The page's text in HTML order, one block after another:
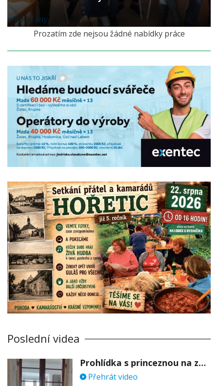
před 14 lety
Prozatím zde nejsou žádné nabídky práce
Poslední videa
Prohlídka s princeznou na zámku Stekník
Přehrát video